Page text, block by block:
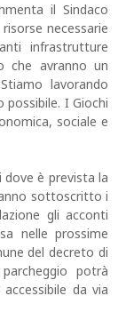
il Sindaco
necessarie
infrastrutture
che avranno un
lavorando
I Giochi
sociale e
è prevista la
sottoscritto i
gli acconti
nelle prossime
del decreto di
potrà
da via